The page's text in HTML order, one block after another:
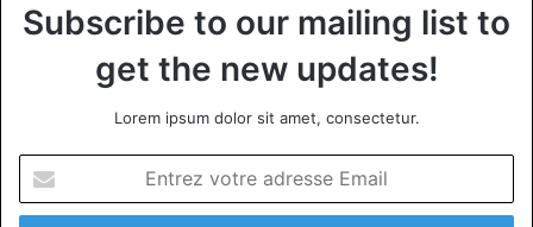
Subscribe to our mailing list to
get the new updates!
Lorem ipsum dolor sit amet, consectetur.
votre
adresse